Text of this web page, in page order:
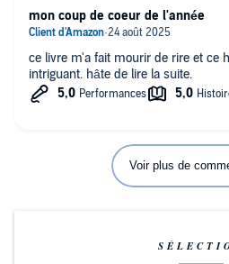
ce livre m'a fait mourir de rire et ce
intriguant. hâte de lire la suite.
mon coup de coeur de l'année
Voir plus de